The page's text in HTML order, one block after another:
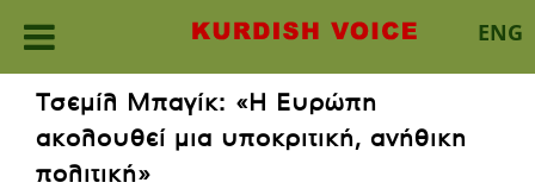
ENG
content
Τσεμίλ Μπαγίκ: «Η Ευρώπη
ακολουθεί μια υποκριτική, ανήθικη
πολιτική»